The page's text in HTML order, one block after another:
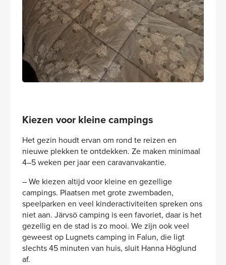
Kiezen voor kleine campings
Het gezin houdt ervan om rond te reizen en
nieuwe plekken te ontdekken. Ze maken minimaal
4–5 weken per jaar een caravanvakantie.
– We kiezen altijd voor kleine en gezellige
campings. Plaatsen met grote zwembaden,
speelparken en veel kinderactiviteiten spreken ons
niet aan. Järvsö camping is een favoriet, daar is het
gezellig en de stad is zo mooi. We zijn ook veel
geweest op Lugnets camping in Falun, die ligt
slechts 45 minuten van huis, sluit Hanna Höglund
af.